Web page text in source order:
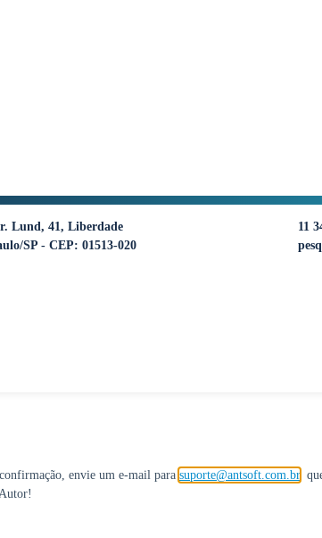
Lund, 41, Liberdade
SP - CEP: 01513-020
11
envie um e-mail para suporte@antsoft.com.br ,